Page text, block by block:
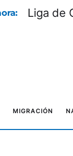
Liga de
MIGRACIÓN